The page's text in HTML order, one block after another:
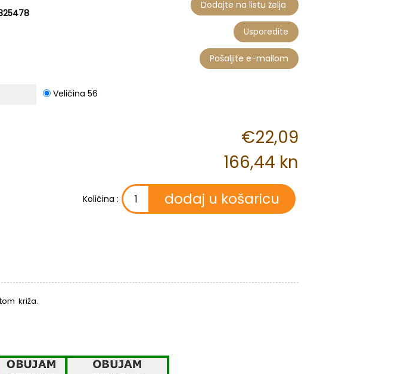
Veličina 56
€22,09
166,44 kn
Količina :
križa.